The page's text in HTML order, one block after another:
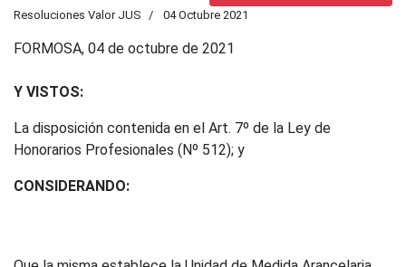
Resoluciones Valor JUS 04 Octubre 2021
FORMOSA, 04 de octubre de 2021
Y VISTOS:
La disposición contenida en el Art. 7º de la Ley de
Honorarios Profesionales (Nº 512); y
CONSIDERANDO: